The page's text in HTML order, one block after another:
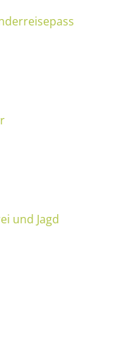
und Jagd